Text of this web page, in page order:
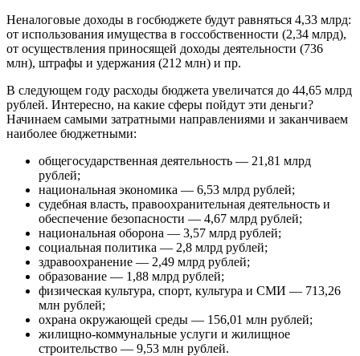
Неналоговые доходы в госбюджете будут равняться 4,33 млрд:
от использования имущества в госсобственности (2,34 млрд),
от осуществления приносящей доходы деятельности (736
млн), штрафы и удержания (212 млн) и пр.
В следующем году расходы бюджета увеличатся до 44,65 млрд
рублей. Интересно, на какие сферы пойдут эти деньги?
Начинаем самыми затратными направлениями и заканчиваем
наиболее бюджетными:
общегосударственная деятельность — 21,81 млрд
рублей;
национальная экономика — 6,53 млрд рублей;
судебная власть, правоохранительная деятельность и
обеспечение безопасности — 4,67 млрд рублей;
национальная оборона — 3,57 млрд рублей;
социальная политика — 2,8 млрд рублей;
здравоохранение — 2,49 млрд рублей;
образование — 1,88 млрд рублей;
физическая культура, спорт, культура и СМИ — 713,26
млн рублей;
охрана окружающей среды — 156,01 млн рублей;
жилищно-коммунальные услуги и жилищное
строительство — 9,53 млн рублей.